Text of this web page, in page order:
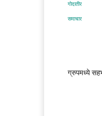
ग्रुपमध्ये